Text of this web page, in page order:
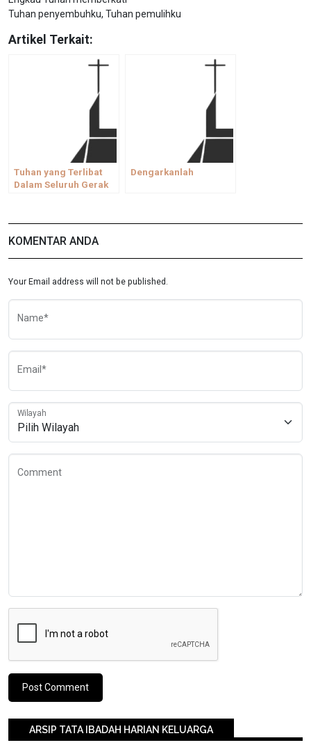
Tuhan penyembuhku, Tuhan pemulihku
Artikel Terkait:
Tuhan yang Terlibat
Dalam Seluruh Gerak
Dengarkanlah
KOMENTAR ANDA
Your Email address will not be published.
Name*
Email*
Wilayah
Comment
ARSIP TATA IBADAH HARIAN KELUARGA